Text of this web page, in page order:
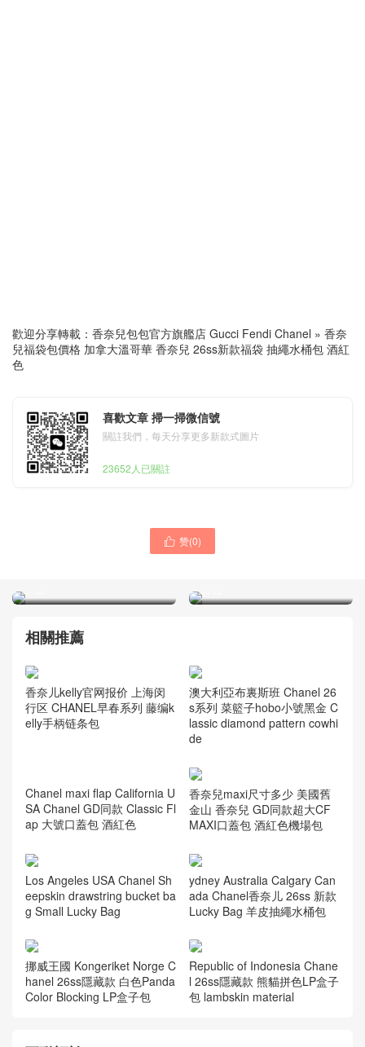
歡迎分享轉載： 香奈兒包包官方旗艦店 Gucci Fendi Chanel » 香奈
兒福袋包價格 加拿大溫哥華 香奈兒 26ss新款福袋 抽繩水桶包 酒紅
色
喜歡文章 掃一掃微信號
關註我們，每天分享更多新款式圖片
23652人已關註
 赞(0)
挪威王國 Kongeriket Norge
ydney Australia Calgary
Canada Chanel香奈儿 26ss
桶包
相關推薦
香奈儿kelly官网报价 上海闵
行区 CHANEL早春系列 藤编k
elly手柄链条包
澳大利亞布裏斯班 Chanel 26
s系列 菜籃子hobo小號黑金 C
lassic diamond pattern cowhi
de
SA Chanel GD同款 Classic Fl
ap 大號口蓋包 酒紅色
香奈兒maxi尺寸多少 美國舊
金山 香奈兒 GD同款超大CF
MAXI口蓋包 酒紅色機場包